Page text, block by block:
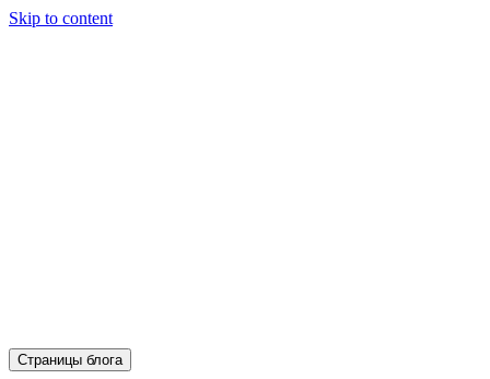
Skip to content
Страницы блога